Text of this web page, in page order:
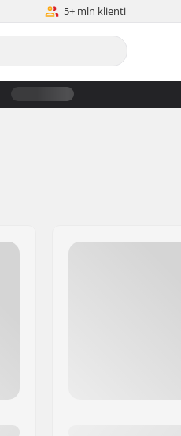
5+ mln klienti